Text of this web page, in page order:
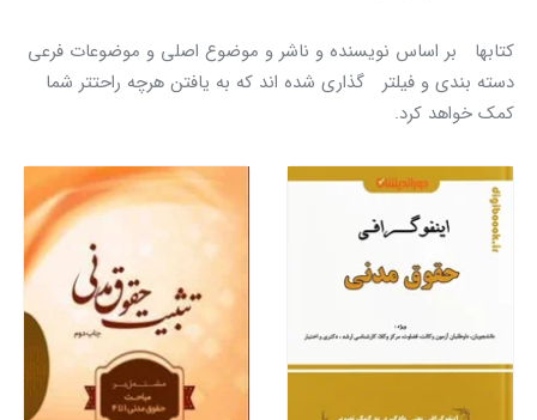
کتابها بر اساس نويسنده و ناشر و موضوع اصلي و موضوعات فرعي
دسته بندي و فيلتر گذاري شده اند که به يافتن هرچه راحتتر شما
کمک خواهد کرد.